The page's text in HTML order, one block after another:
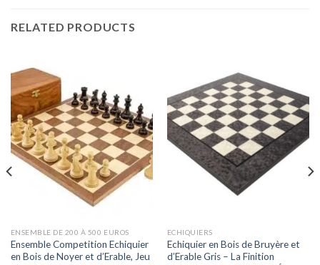
RELATED PRODUCTS
ENSEMBLE DE 200 À 500 EUROS
Ensemble Competition Echiquier
en Bois de Noyer et d’Erable, Jeu
ECHIQUIERS
Echiquier en Bois de Bruyère et
d’Erable Gris – La Finition